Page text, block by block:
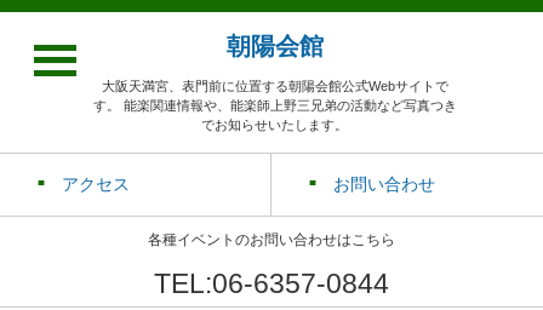
朝陽会館
大阪天満宮、表門前に位置する朝陽会館公式Webサイトで
す。 能楽関連情報や、能楽師上野三兄弟の活動など写真つき
でお知らせいたします。
アクセス お問い合わせ
各種イベントのお問い合わせはこちら
TEL:06-6357-0844